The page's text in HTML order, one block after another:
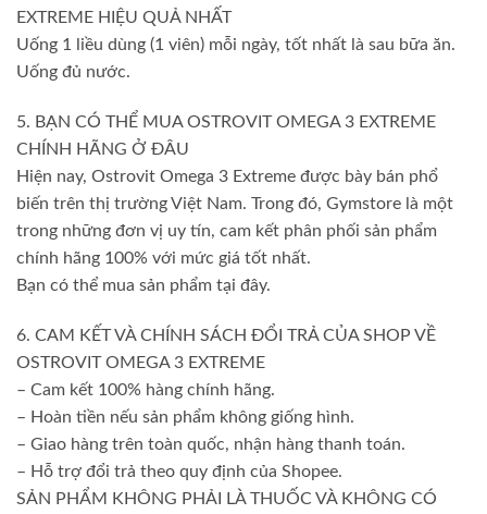
EXTREME HIỆU QUẢ NHẤT
Uống 1 liều dùng (1 viên) mỗi ngày, tốt nhất là sau bữa ăn.
Uống đủ nước.
5. BẠN CÓ THỂ MUA OSTROVIT OMEGA 3 EXTREME
CHÍNH HÃNG Ở ĐÂU
Hiện nay, Ostrovit Omega 3 Extreme được bày bán phổ
biến trên thị trường Việt Nam. Trong đó, Gymstore là một
trong những đơn vị uy tín, cam kết phân phối sản phẩm
chính hãng 100% với mức giá tốt nhất.
Bạn có thể mua sản phẩm tại đây.
6. CAM KẾT VÀ CHÍNH SÁCH ĐỔI TRẢ CỦA SHOP VỀ
OSTROVIT OMEGA 3 EXTREME
– Cam kết 100% hàng chính hãng.
– Hoàn tiền nếu sản phẩm không giống hình.
– Giao hàng trên toàn quốc, nhận hàng thanh toán.
– Hỗ trợ đổi trả theo quy định của Shopee.
SẢN PHẨM KHÔNG PHẢI LÀ THUỐC VÀ KHÔNG CÓ